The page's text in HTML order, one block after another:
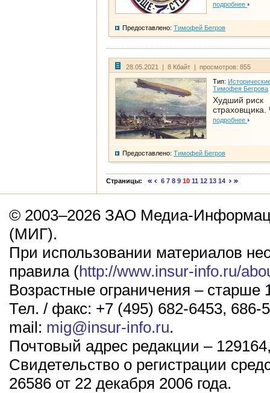
подробнее
Предоставлено: Тимофей Бегров
28.05.2021 | 8 Кбайт | просмотров: 855
Тип:
Тимофея Бегрова
Худший риск
страховщика.
подробнее
Предоставлено: Тимофей Бегров
Страницы: 6 7 8 9 10 11 12 13 14
© 2003–2026 ЗАО Медиа-
(МИГ).
При использовании материалов
правила (http://www.insur-info.ru/
Возрастные ограничения – старше
Тел. / факс: +7 (495) 682-6453, 686-
mail: mig@insur-info.ru.
Почтовый адрес редакции –
Свидетельство о регистрации
26586 от 22 декабря 2006 года.